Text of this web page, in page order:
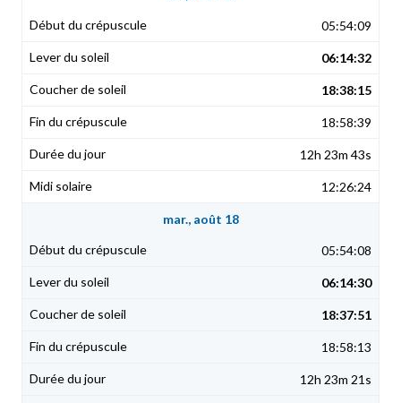
05:54:09
06:14:32
18:38:15
18:58:39
12h 23m 43s
12:26:24
mar., août 18
05:54:08
06:14:30
18:37:51
18:58:13
12h 23m 21s